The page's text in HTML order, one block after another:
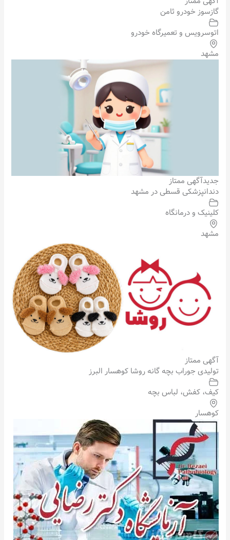
گازسوز خودرو ثامن
اتوسرویس و تعمیرگاه خودرو
مشهد
جدیدآگهی ممتاز
دندانپزشکی قسطی در مشهد
کلینیک و درمانگاه
مشهد
آگهی ممتاز
تولیدی جوراب بچه گانه روشا کوهسار البرز
کیف، کفش، لباس بچه
کوهسار